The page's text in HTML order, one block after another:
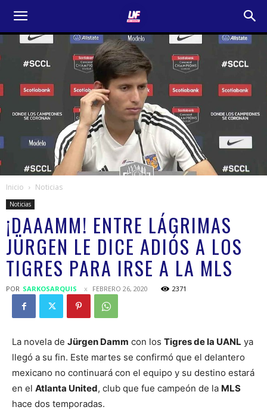
Inicio Noticias
Noticias
¡DAAAMM! ENTRE LÁGRIMAS
JÜRGEN LE DICE ADIÓS A LOS
TIGRES PARA IRSE A LA MLS
POR SARKOSARQUIS FEBRERO 26, 2020 2371
La novela de Jürgen Damm con los Tigres de la UANL ya
llegó a su fin. Este martes se confirmó que el delantero
mexicano no continuará con el equipo y su destino estará
en el Atlanta United, club que fue campeón de la MLS
hace dos temporadas.